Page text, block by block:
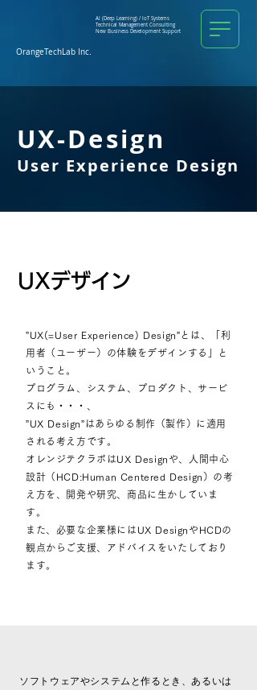
AI (Deep Learning) / IoT Systems
Technical Management Consulting
New Business Development Support
OrangeTechLab Inc.
UX-Design
User Experience Design
UXデザイン
”UX(=User Experience) Design”とは、
「利
用者（ユーザー）の体験をデザインする」と
いうこと。
プログラム、システム、プロダクト、サービ
スにも・・・、
”UX Design”はあらゆる制作（製作）に適用
される考え方です。
オレンジテクラボはUX Designや、
人間中心
設計 （HCD:Human Centered Design）の考
え方を、開発や研究、 商品に生かしていま
す。
また、必要な企業様にはUX DesignやHCDの
観点からご支援、 アドバイスをいたしており
ます。
ソフトウェアやシステムと作るとき、あるいは